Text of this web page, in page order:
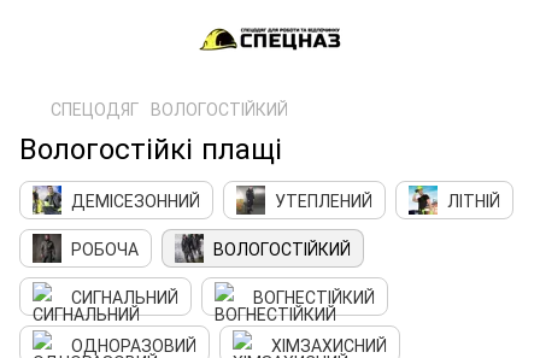
СПЕЦОДЯГ ВОЛОГОСТІЙКИЙ
Вологостійкі плащі
ДЕМІСЕЗОННИЙ УТЕПЛЕНИЙ
ЛІТНІЙ
РОБОЧА
ВОЛОГОСТІЙКИЙ
СИГНАЛЬНИЙ
ВОГНЕСТІЙКИЙ
ОДНОРАЗОВИЙ
ХІМЗАХИСНИЙ